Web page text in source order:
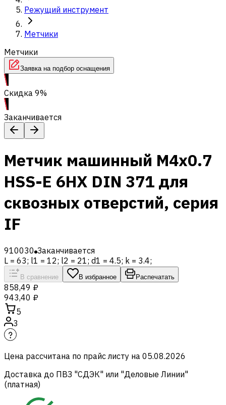
Режущий инструмент
Метчики
Метчики
Заявка на подбор оснащения
Скидка 9%
Заканчивается
Метчик машинный M4x0.7
HSS-E 6HX DIN 371 для
сквозных отверстий, серия
IF
910030 Заканчивается
L = 63; l1 = 12; l2 = 21; d1 = 4.5; k = 3.4;
В сравнение В избранное Распечатать
858,49 ₽
943,40 ₽
5
3
Цена рассчитана по прайс листу на 05.08.2026
Доставка до ПВЗ "СДЭК" или "Деловые Линии"
(платная)